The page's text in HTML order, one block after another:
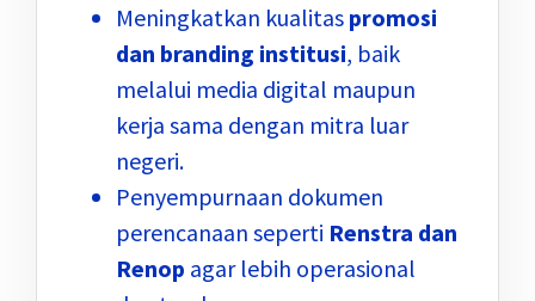
Meningkatkan kualitas promosi
dan branding institusi, baik
melalui media digital maupun
kerja sama dengan mitra luar
negeri.
Penyempurnaan dokumen
perencanaan seperti Renstra dan
Renop agar lebih operasional